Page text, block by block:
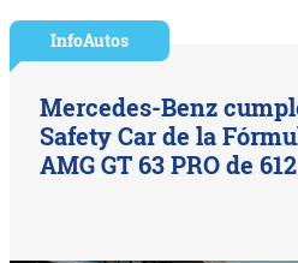
InfoAutos
Mercedes-Benz
Safety Car de la
AMG GT 63 PRO de